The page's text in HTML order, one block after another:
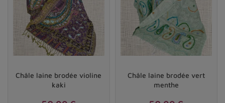
Châle laine brodée violine
kaki
Châle laine brodée vert
menthe